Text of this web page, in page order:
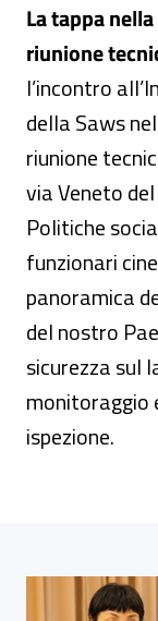
La tappa
riunione
l’incontro
della Saws
riunione
via Veneto
Politiche
funzionari
panoramica
del nostro
sicurezza sul
monitoraggio
ispezione.